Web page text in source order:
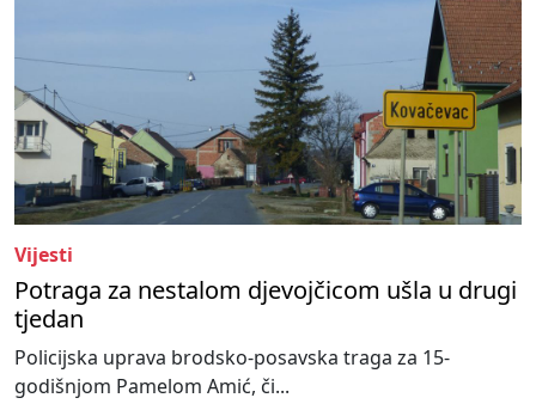
Vijesti
Potraga za nestalom djevojčicom ušla u drugi
tjedan
Policijska uprava brodsko-posavska traga za 15-
godišnjom Pamelom Amić, či...